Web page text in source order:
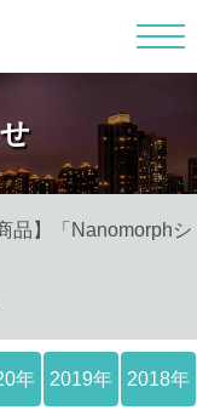
品】「Nanomorphシ
年 2019年 2018年